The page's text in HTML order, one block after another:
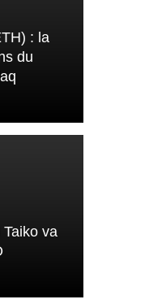
: la
du
va